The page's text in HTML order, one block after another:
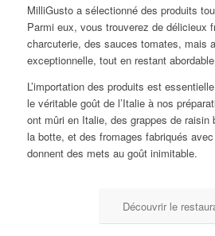
MilliGusto a sélectionné des produits
Parmi eux, vous trouverez de délicieux
charcuterie, des sauces tomates, mais
exceptionnelle, tout en restant
L’importation des produits est
le véritable goût de l’Italie à nos
ont mûri en Italie, des grappes de raisin
la botte, et des fromages fabriqués
donnent des mets au goût inimitable.
Découvrir le